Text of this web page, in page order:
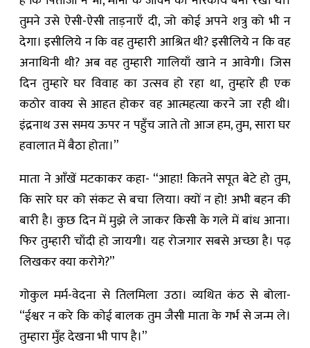
तुमने उसे ऐसी-ऐसी ताड़नाएँ दी, जो कोई अपने शत्रु को भी न
देगा। इसीलिये न कि वह तुम्हारी आश्रित थी? इसीलिये न कि वह
अनाथिनी थी? अब वह तुम्हारी गालियाँ खाने न आवेगी। जिस
दिन तुम्हारे घर विवाह का उत्सव हो रहा था, तुम्हारे ही एक
कठोर वाक्य से आहत होकर वह आत्महत्या करने जा रही थी।
इंद्रनाथ उस समय ऊपर न पहुँच जाते तो आज हम, तुम, सारा घर
हवालात में बैठा होता।”
माता ने आँखें मटकाकर कहा- “आहा! कितने सपूत बेटे हो तुम,
कि सारे घर को संकट से बचा लिया। क्यों न हो! अभी बहन की
बारी है। कुछ दिन में मुझे ले जाकर किसी के गले में बांध आना।
‍फिर तुम्हारी चाँदी हो जायगी। यह रोजगार सबसे अच्छा है। पढ़
लिखकर क्या करोगे?”
गोकुल मर्म-वेदना से तिलमिला उठा। व्यथित कंठ से बोला-
“ईश्वर न करे कि कोई बालक तुम जैसी माता के गर्भ से जन्म ले।
तुम्हारा मुँह देखना भी पाप है।”